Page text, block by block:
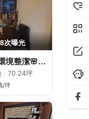
次曝光
南環透天別墅🌸環境整潔🌸空間寬敞~專有車庫~太平洋小陳
70.24坪
/坪